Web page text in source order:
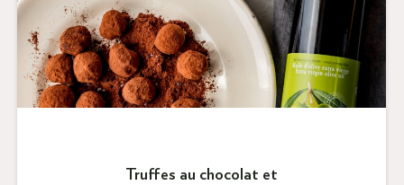
Truffes au chocolat et